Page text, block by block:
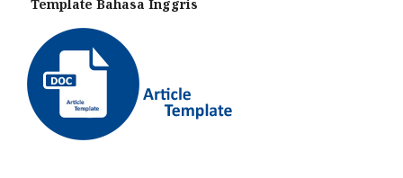
Template Bahasa Inggris